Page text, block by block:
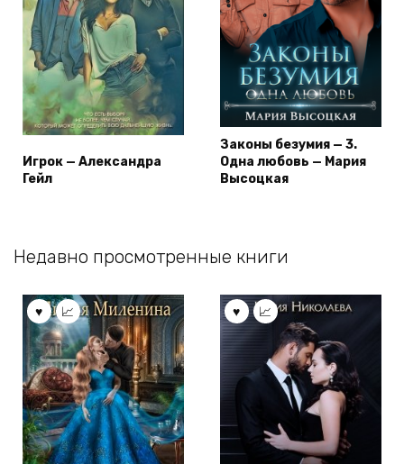
Игрок — Александра
Гейл
Законы безумия — 3.
Одна любовь — Мария
Высоцкая
Недавно просмотренные книги